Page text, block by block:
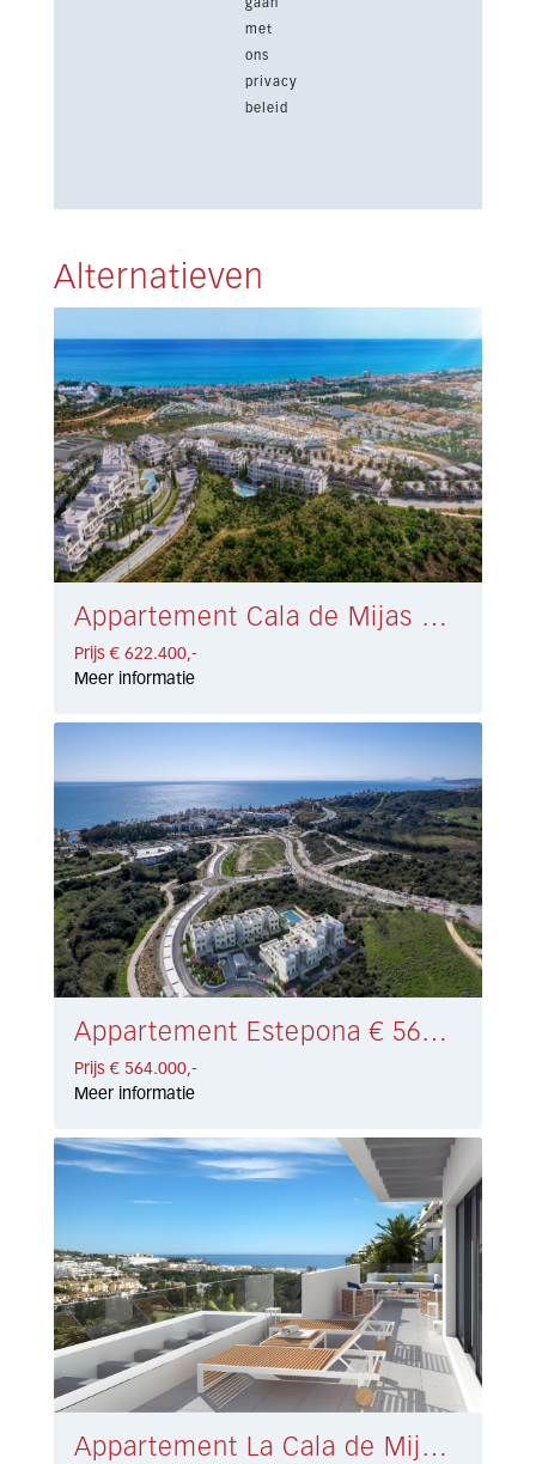
met
ons
privacy
beleid
Alternatieven
Appartement Cala de Mijas € 622.400,-
Prijs € 622.400,-
Meer informatie
Appartement Estepona € 564.000,-
Prijs € 564.000,-
Meer informatie
Appartement La Cala de Mijas € 535.000,-